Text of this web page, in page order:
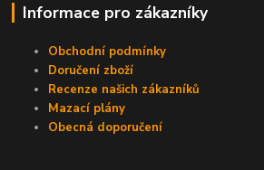
Informace pro zákazníky
Obchodní podmínky
Doručení zboží
Recenze našich zákazníků
Mazací plány
Obecná doporučení